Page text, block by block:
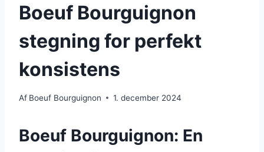
Boeuf Bourguignon
stegning for perfekt
konsistens
Af Boeuf Bourguignon 1. december 2024
Boeuf Bourguignon: En